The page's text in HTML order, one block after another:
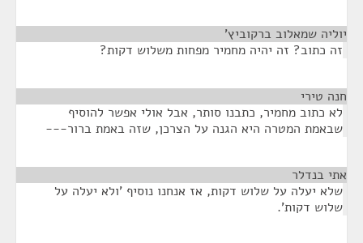
יוליה שמאלוב ברקוביץ’
זה כתוב? זה יהיה מחמיר מפחות משלוש דקות?
חנה טירי
לא כתוב מחמיר, כתבנו סותר, אבל אולי אפשר להוסיף
שבאמת המטרה היא הגנה על הצרכן, שזה באמת ברור---
אתי בנדלר
שלא יעלה על שלוש דקות, אז אנחנו נוסיף 'ולא יעלה על
שלוש דקות'.